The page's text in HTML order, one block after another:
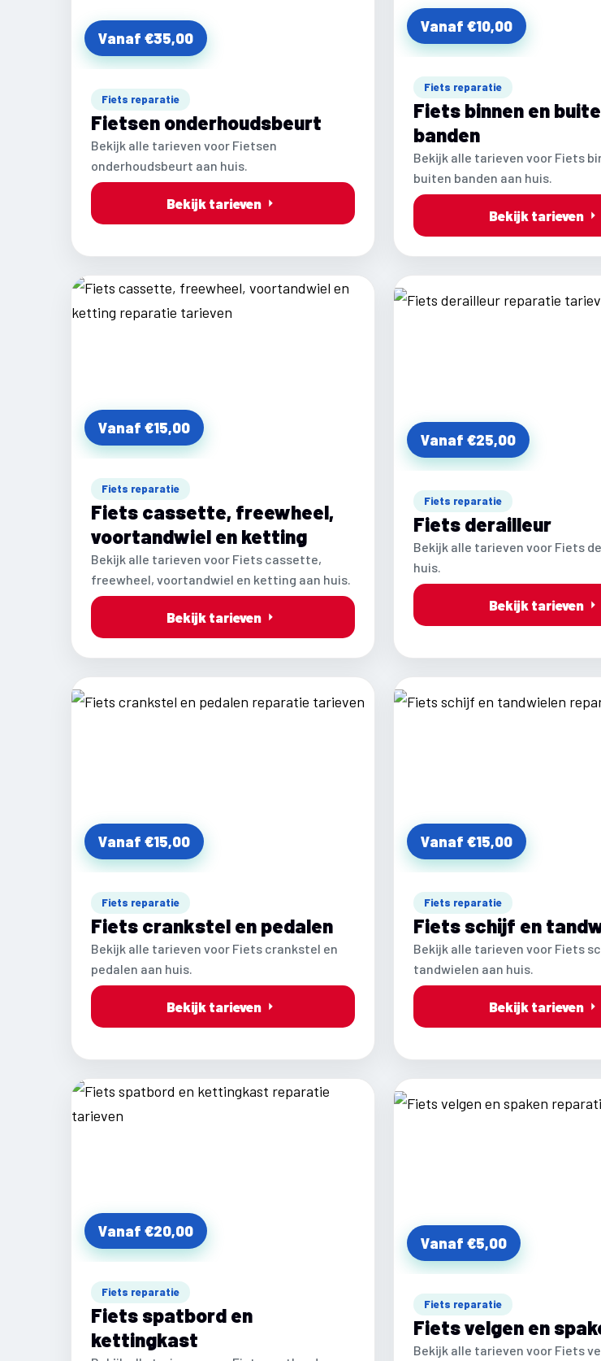
Vanaf €35,00
Fiets reparatie
Fietsen onderhoudsbeurt
Bekijk alle tarieven voor Fietsen
onderhoudsbeurt aan huis.
Bekijk tarieven
Vanaf €10,00
Fiets reparatie
Fiets binnen en
banden
Bekijk alle tarieven voor Fiets
buiten banden aan huis.
Bekijk tarieven
Vanaf €15,00
Fiets reparatie
Fiets cassette, freewheel,
voortandwiel en ketting
Bekijk alle tarieven voor Fiets cassette,
freewheel, voortandwiel en ketting aan huis.
Bekijk tarieven
Vanaf €25,00
Fiets reparatie
Fiets derailleur
Bekijk alle tarieven voor Fiets
huis.
Bekijk tarieven
Vanaf €15,00
Fiets reparatie
Fiets crankstel en pedalen
Bekijk alle tarieven voor Fiets crankstel en
pedalen aan huis.
Bekijk tarieven
Vanaf €15,00
Fiets reparatie
Fiets schijf en
Bekijk alle tarieven voor Fiets
tandwielen aan huis.
Bekijk tarieven
Vanaf €20,00
Fiets reparatie
Fiets spatbord en
kettingkast
Vanaf €5,00
Fiets reparatie
Fiets velgen en
Bekijk alle tarieven voor Fiets